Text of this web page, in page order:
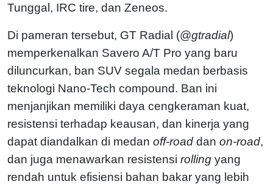
Tunggal, IRC tire, dan Zeneos.
Di pameran tersebut, GT Radial (@gtradial)
memperkenalkan Savero A/T Pro yang baru
diluncurkan, ban SUV segala medan berbasis
teknologi Nano-Tech compound. Ban ini
menjanjikan memiliki daya cengkeraman kuat,
resistensi terhadap keausan, dan kinerja yang
dapat diandalkan di medan off-road dan on-road,
dan juga menawarkan resistensi rolling yang
rendah untuk efisiensi bahan bakar yang lebih